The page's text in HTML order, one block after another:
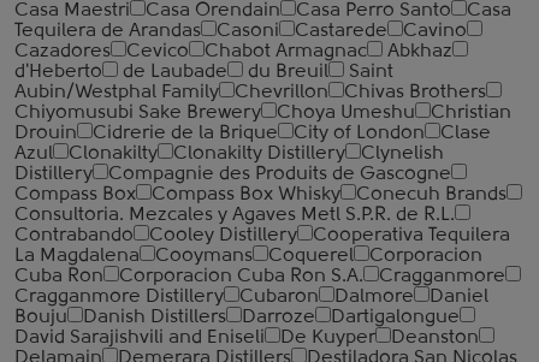
Casa Maestri
Casa Orendain Casa Perro Santo
Casa
Tequilera de Arandas
Casoni Castarede
Cavino
Cazadores
Cevico Chabot Armagnac
Abkhaz
d'Heberto
de Laubade du Breuil
Saint
Aubin/Westphal Family
Chevrillon
Chivas Brothers
Chiyomusubi Sake Brewery
Choya Umeshu
Christian
Drouin
Cidrerie de la Brique City of London
Clase
Azul
Clonakilty Clonakilty Distillery
Clynelish
Distillery
Compagnie des Produits de Gascogne
Compass Box
Compass Box Whisky
Conecuh Brands
Consultoria. Mezcales y Agaves Metl S.P.R. de R.L.
Contrabando
Cooley Distillery
Cooperativa Tequilera
La Magdalena
Cooymans Coquerel
Corporacion
Cuba Ron
Corporacion Cuba Ron S.A.
Cragganmore
Cragganmore Distillery
Cubaron Dalmore
Daniel
Bouju
Danish Distillers Darroze
Dartigalongue
David Sarajishvili and Eniseli
De Kuyper
Deanston